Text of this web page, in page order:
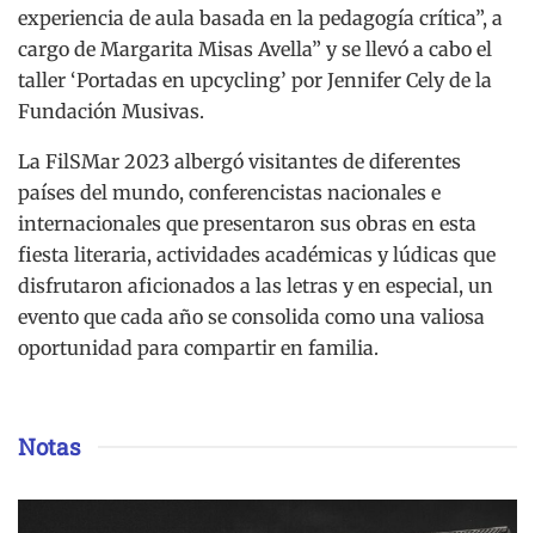
experiencia de aula basada en la pedagogía crítica”, a
cargo de Margarita Misas Avella” y se llevó a cabo el
taller ‘Portadas en upcycling’ por Jennifer Cely de la
Fundación Musivas.
La FilSMar 2023 albergó visitantes de diferentes
países del mundo, conferencistas nacionales e
internacionales que presentaron sus obras en esta
fiesta literaria, actividades académicas y lúdicas que
disfrutaron aficionados a las letras y en especial, un
evento que cada año se consolida como una valiosa
oportunidad para compartir en familia.
Notas